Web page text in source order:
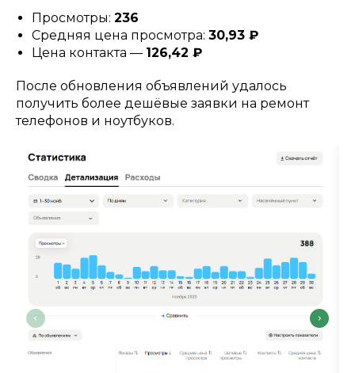
Просмотры: 236
Средняя цена просмотра: 30,93 ₽
Цена контакта — 126,42 ₽
После обновления объявлений удалось
получить более дешёвые заявки на ремонт
телефонов и ноутбуков.